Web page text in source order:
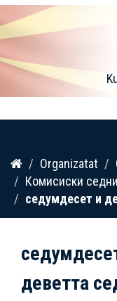
Kalo
përmbajtja
Organizatat
Комисиски
седумдесет и
деветта